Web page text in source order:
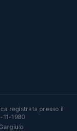
registrata presso il
1980